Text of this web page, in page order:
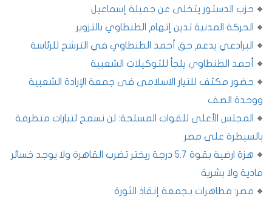
حزب الدستور يتخلى عن جميلة إسماعيل
الحركة المدنية تدين إتهام الطنطاوي بالتزوير
البرادعي يدعم حق أحمد الطنطاوي في الترشح للرئاسة
أحمد الطنطاوي يلجأ للتوكيلات الشعبية
حضور مكثف للتيار الاسلامى فى جمعة الإرادة الشعبية
ووحدة الصف
المجلس الأعلى للقوات المسلحة: لن نسمح لتيارات متطرفة
بالسيطرة على مصر
هزة ارضية بقوة 5.7 درجة ريختر تضرب القاهرة ولا يوجد خسائر
مادية ولا بشرية
مصر: مظاهرات بـجمعة إنقاذ الثورة